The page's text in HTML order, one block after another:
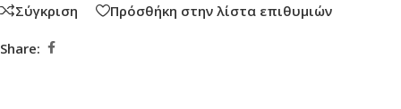
Σύγκριση Πρόσθήκη στην λίστα επιθυμιών
Share: